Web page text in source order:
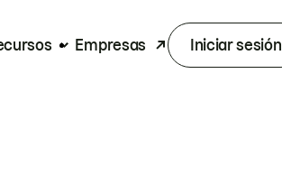
Empresas Iniciar sesión